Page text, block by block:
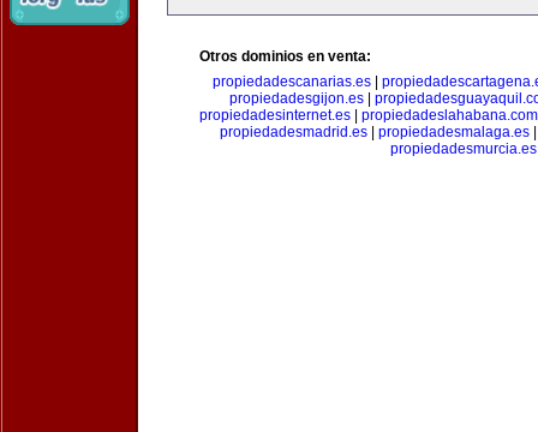
Otros dominios en venta:
propiedadescanarias.es|
propiedadesgijon.es
propiedadesinternet.es
propiedadeslahabana.com
propiedadesmadrid.es
propiedadesmalaga.es
propiedadesmurcia.es